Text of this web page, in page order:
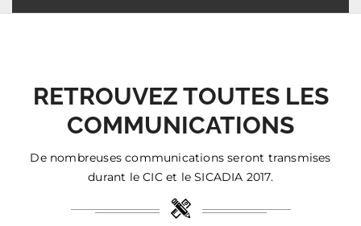
RETROUVEZ TOUTES LES
COMMUNICATIONS
De nombreuses communications seront transmises
durant le CIC et le SICADIA 2017.